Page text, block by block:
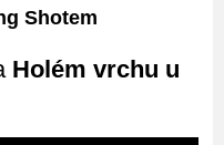
Shotem
Holém vrchu u